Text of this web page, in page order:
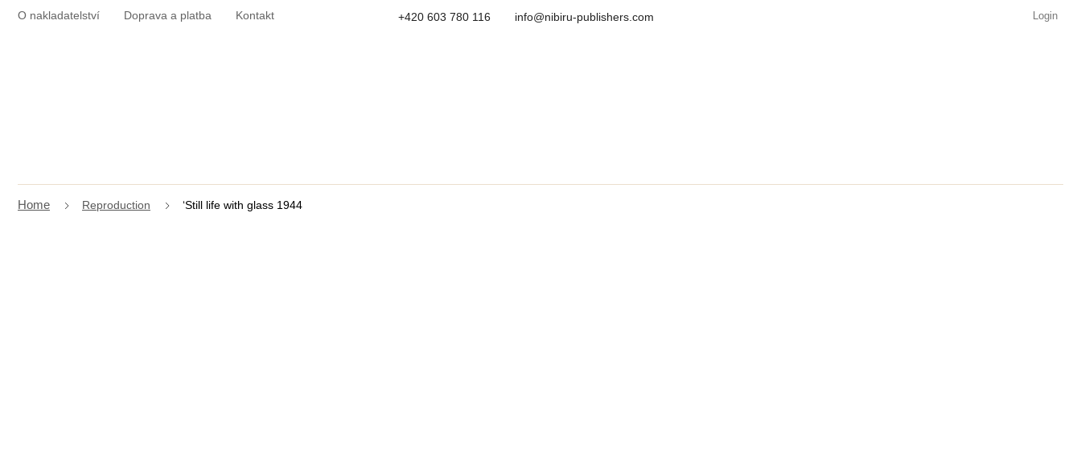
+420 603 780 116 info@nibiru-publishers.com
O nakladatelství Doprava a platba Kontakt Login
Reproduction ‘Still life with glass 1944